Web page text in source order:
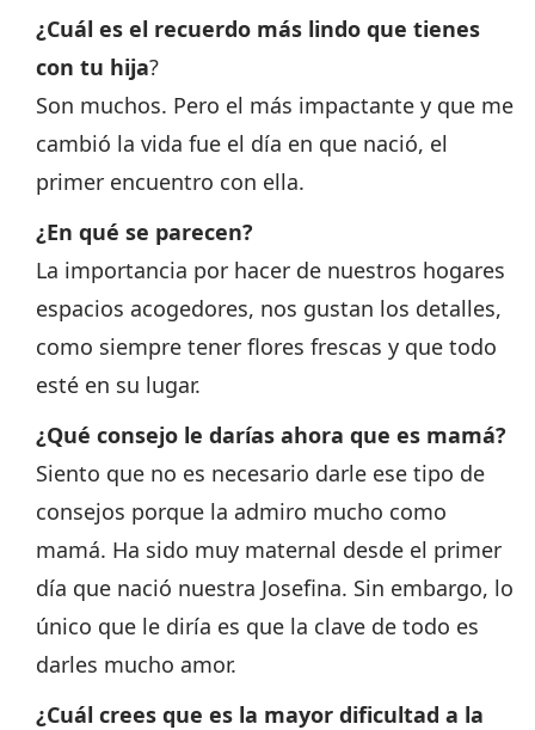
¿Cuál es el recuerdo más lindo que tienes
con tu hija?
Son muchos. Pero el más impactante y que me
cambió la vida fue el día en que nació, el
primer encuentro con ella.
¿En qué se parecen?
La importancia por hacer de nuestros hogares
espacios acogedores, nos gustan los detalles,
como siempre tener flores frescas y que todo
esté en su lugar.
¿Qué consejo le darías ahora que es mamá?
Siento que no es necesario darle ese tipo de
consejos porque la admiro mucho como
mamá. Ha sido muy maternal desde el primer
día que nació nuestra Josefina. Sin embargo, lo
único que le diría es que la clave de todo es
darles mucho amor.
¿Cuál crees que es la mayor dificultad a la